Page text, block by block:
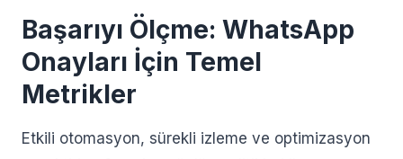
Başarıyı Ölçme: WhatsApp
Onayları İçin Temel
Metrikler
Etkili otomasyon, sürekli izleme ve optimizasyon